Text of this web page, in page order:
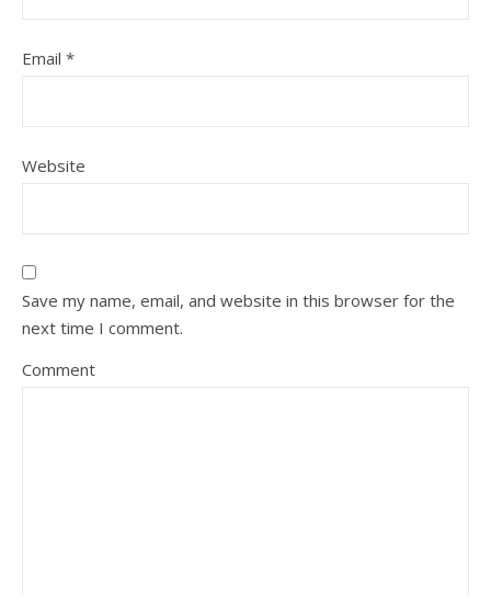
Email *
Website
Save my name, email, and website in this browser for the
next time I comment.
Comment